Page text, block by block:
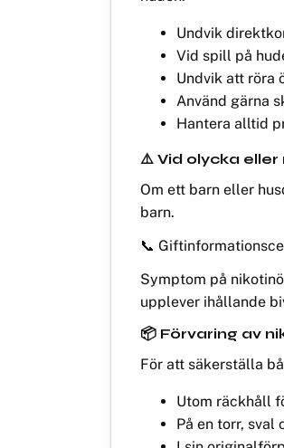
Undvik
Vid spill på
Undvik att röra
Använd gärna
Hantera alltid
⚠️ Vid olycka
Om ett barn eller
barn.
📞
Symptom på
upplever ihållande
📦 Förvaring av
För att säkerställa
Utom räckhåll
På en torr, sval
I sin